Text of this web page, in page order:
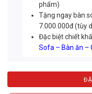
phẩm)
Tặng ngay bàn
7.000.000đ (tùy
Đặc biệt chiết
Sofa – Bàn ăn –